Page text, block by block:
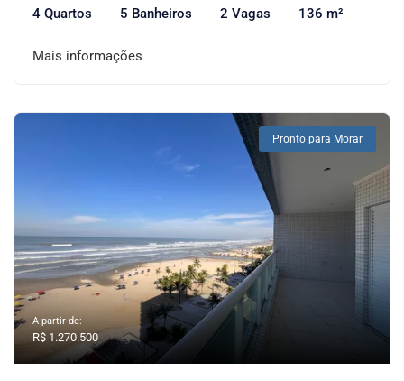
4 Quartos 5 Banheiros 2 Vagas 136 m²
Mais informações
Pronto para Morar
A partir de:
R$ 1.270.500